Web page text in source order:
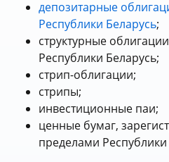
депозитарные
Республики Беларусь;
структурные
Республики Беларусь;
стрип-облигации;
стрипы;
инвестиционные паи;
ценные бумаг,
пределами